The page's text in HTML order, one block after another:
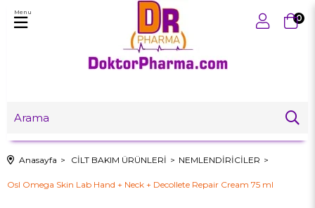
0
Menu
Anasayfa CİLT BAKIM ÜRÜNLERİ NEMLENDİRİCİLER
Osl Omega Skin Lab Hand + Neck + Decollete Repair Cream 75 ml